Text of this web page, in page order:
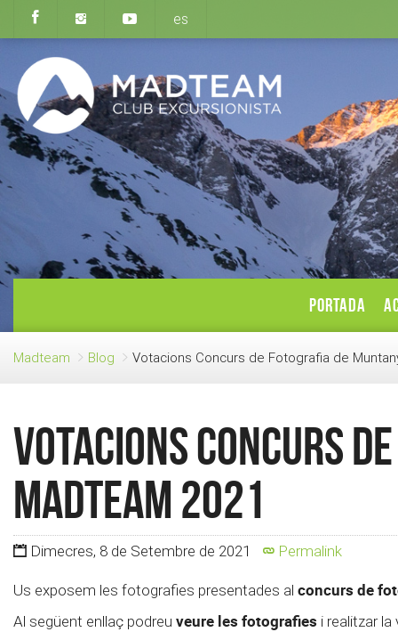
es
PORTADA
Madteam Blog Votacions Concurs de Fotografia de
Votacions Concurs
MadTeam 2021
Dimecres, 8 de Setembre de 2021
Permalink
Us exposem les fotografies presentades al concurs de
Al següent enllaç podreu veure les fotografies i realitzar